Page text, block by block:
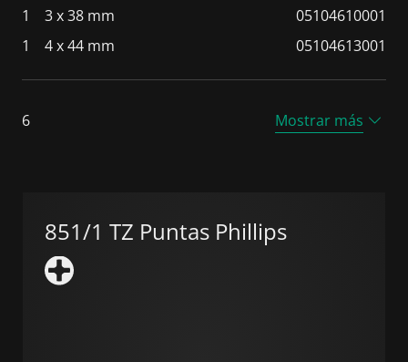
1 3 x 38 mm
05104610001
1
4 x 44 mm 05104613001
6 Mostrar más
851/1 TZ Puntas Phillips